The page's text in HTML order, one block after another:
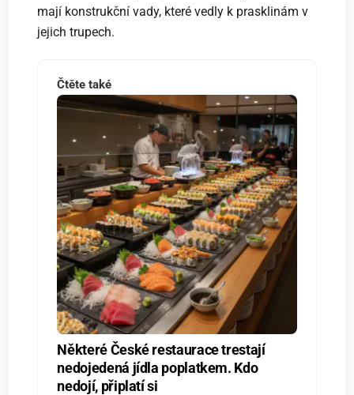
mají konstrukční vady, které vedly k prasklinám v
jejich trupech.
Čtěte také
Některé České restaurace trestají
nedojedená jídla poplatkem. Kdo
nedojí, připlatí si